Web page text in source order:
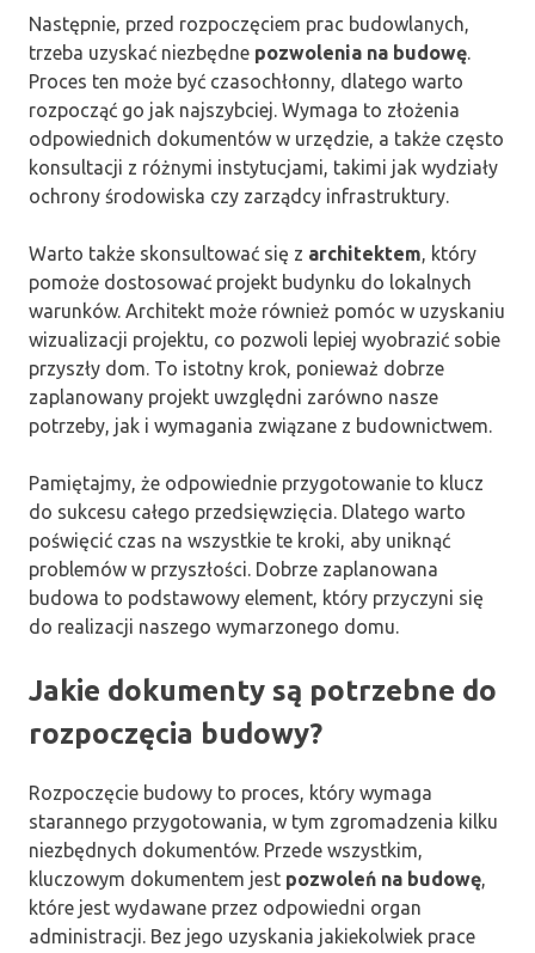
Następnie, przed rozpoczęciem prac budowlanych,
trzeba uzyskać niezbędne pozwolenia na budowę
Proces ten może być czasochłonny, dlatego warto
rozpocząć go jak najszybciej. Wymaga to złożenia
odpowiednich dokumentów w urzędzie, a także często
konsultacji z różnymi instytucjami, takimi jak wydziały
ochrony środowiska czy zarządcy infrastruktury.
Warto także skonsultować się z architektem , który
pomoże dostosować projekt budynku do lokalnych
warunków. Architekt może również pomóc w uzyskaniu
wizualizacji projektu, co pozwoli lepiej wyobrazić sobie
przyszły dom. To istotny krok, ponieważ dobrze
zaplanowany projekt uwzględni zarówno nasze
potrzeby, jak i wymagania związane z budownictwem.
Pamiętajmy, że odpowiednie przygotowanie to klucz
do sukcesu całego przedsięwzięcia. Dlatego warto
poświęcić czas na wszystkie te kroki, aby uniknąć
problemów w przyszłości. Dobrze zaplanowana
budowa to podstawowy element, który przyczyni się
do realizacji naszego wymarzonego domu.
Jakie dokumenty są potrzebne do
rozpoczęcia budowy?
Rozpoczęcie budowy to proces, który wymaga
starannego przygotowania, w tym zgromadzenia kilku
niezbędnych dokumentów. Przede wszystkim,
kluczowym dokumentem jest pozwoleń na budowę,
które jest wydawane przez odpowiedni organ
administracji. Bez jego uzyskania jakiekolwiek prace